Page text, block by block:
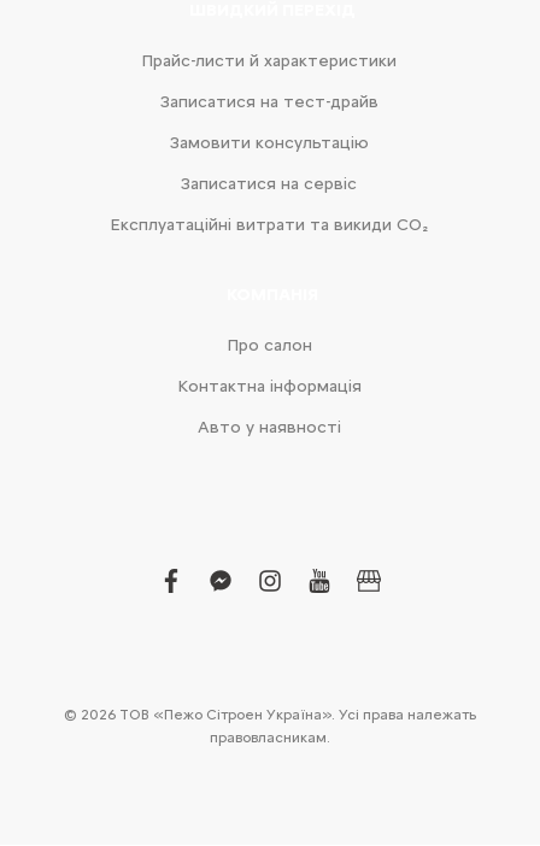
Прайс-листи й характеристики
Записатися на тест-драйв
Замовити консультацію
Записатися на сервіс
Експлуатаційні витрати та викиди CO₂
Про салон
Контактна інформація
Авто у наявності
facebook
facebook-
instagram
youtubebusiness
© 2026 ТОВ «Пежо Сітроен Україна». Усі права належать
правовласникам.